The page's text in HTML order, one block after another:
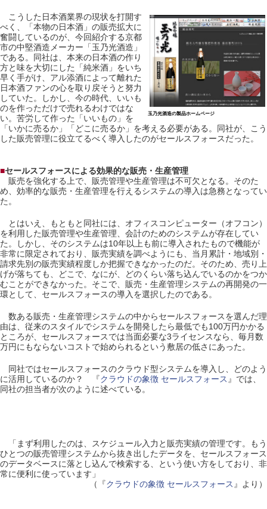
玉乃光酒造の製品ホームページ
こうした日本酒業界の現状を打開す
べく、「本物の日本酒」の販売拡大に
奮闘しているのが、今回紹介する京都
市の中堅酒造メーカー「玉乃光酒造」
である。同社は、本来の日本酒の作り
方と味を大切にした「純米酒」をいち
早く手がけ、アル添酒によって離れた
日本酒ファンの心を取り戻そうと努力
していた。しかし、今の時代、いいも
のを作っただけで売れるわけではな
い。苦労して作った「いいもの」を
「いかに売るか」「どこに売るか」を考える必要がある。同社が、こう
した販売管理に役立てるべく導入したのがセールスフォースだった。
■セールスフォースによる効果的な販売・生産管理
販売を強化する上で、販売管理や生産管理は不可欠となる。そのた
め、効率的な販売・生産管理を行えるシステムの導入は急務となってい
た。
とはいえ、もともと同社には、オフィスコンピューター（オフコン）
を利用した販売管理や生産管理、会計のためのシステムが存在してい
た。しかし、そのシステムは10年以上も前に導入されたもので機能が
非常に限定されており、販売実績を調べようにも、当月累計・地域別・
請求先別の販売実績程度しか把握できなかったのだ。そのため、売り上
げが落ちても、どこで、なにが、どのくらい落ち込んでいるのかをつか
むことができなかった。そこで、販売・生産管理システムの再開発の一
環として、セールスフォースの導入を選択したのである。
数ある販売・生産管理システムの中からセールスフォースを選んだ理
由は、従来のスタイルでシステムを開発したら最低でも100万円かかる
ところが、セールスフォースでは当面必要な3ライセンスなら、毎月数
万円にもならないコストで始められるという敷居の低さにあった。
同社ではセールスフォースのクラウド型システムを導入し、どのよう
に活用しているのか？ 『クラウドの象徴 セールスフォース 』では、
同社の担当者が次のように述べている。
「まず利用したのは、スケジュール入力と販売実績の管理です。もう
ひとつの販売管理システムから抜き出したデータを、セールスフォース
のデータベースに落とし込んで検索する、という使い方をしており、非
常に便利に使っています」
（『クラウドの象徴 セールスフォース 』より）